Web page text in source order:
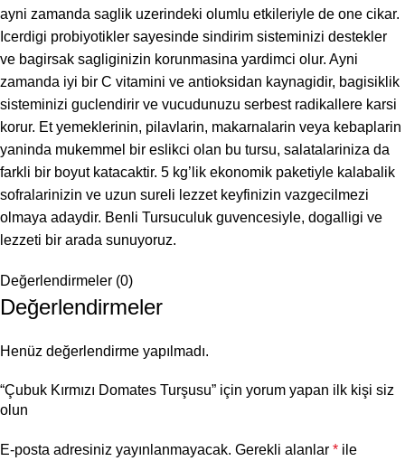
ayni zamanda saglik uzerindeki olumlu etkileriyle de one cikar.
Icerdigi probiyotikler sayesinde sindirim sisteminizi destekler
ve bagirsak sagliginizin korunmasina yardimci olur. Ayni
zamanda iyi bir C vitamini ve antioksidan kaynagidir, bagisiklik
sisteminizi guclendirir ve vucudunuzu serbest radikallere karsi
korur. Et yemeklerinin, pilavlarin, makarnalarin veya kebaplarin
yaninda mukemmel bir eslikci olan bu tursu, salatalariniza da
farkli bir boyut katacaktir. 5 kg’lik ekonomik paketiyle kalabalik
sofralarinizin ve uzun sureli lezzet keyfinizin vazgecilmezi
olmaya adaydir. Benli Tursuculuk guvencesiyle, dogalligi ve
lezzeti bir arada sunuyoruz.
Değerlendirmeler (0)
Değerlendirmeler
Henüz değerlendirme yapılmadı.
“Çubuk Kırmızı Domates Turşusu” için yorum yapan ilk kişi siz
olun
E-posta adresiniz yayınlanmayacak. Gerekli alanlar * ile